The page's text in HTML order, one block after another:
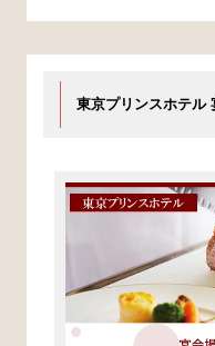
東京プリンスホテル